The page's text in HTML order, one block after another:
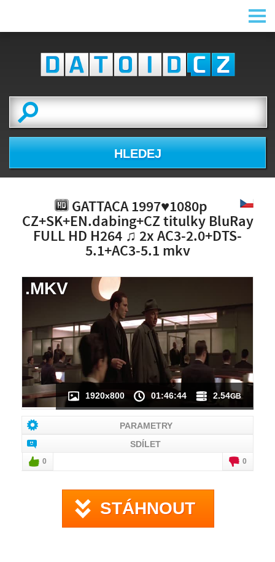
HLEDEJ
GATTACA 1997♥1080p
CZ+SK+EN.dabing+CZ titulky BluRay
FULL HD H264 ♫ 2x AC3-2.0+DTS-
5.1+AC3-5.1 mkv
NÁHLED VIDEA
NENÍ K DISPOZICI
1920x800 01:46:44 2.54GB
.MKV
PARAMETRY
SDÍLET
0 0
STÁHNOUT